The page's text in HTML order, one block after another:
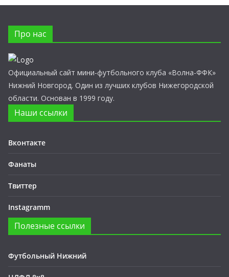
Про нас
Официальный сайт мини-футбольного клуба «Волна-ФФК»
Нижний Новгород. Один из лучших клубов Нижегородской
области. Основан в 1999 году.
Наши ссылки
Вконтакте
Фанаты
Твиттер
Instagramm
Полезные ссылки
Футбольный Нижний